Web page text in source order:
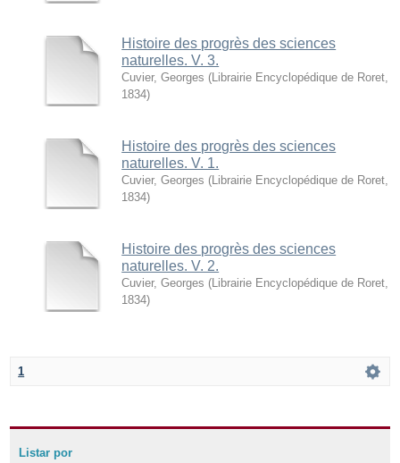
Histoire des progrès des sciences
naturelles. V. 3.
Cuvier, Georges ( Librairie Encyclopédique de Roret
1834)
Histoire des progrès des sciences
naturelles. V. 1.
Cuvier, Georges ( Librairie Encyclopédique de Roret
1834)
Histoire des progrès des sciences
naturelles. V. 2.
Cuvier, Georges ( Librairie Encyclopédique de Roret
1834)
1
Listar por